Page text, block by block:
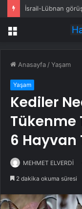
İsrail-Lübnan
Menü
Anasayfa /Yaşam
Yaşam
Kediler
Tükenme
6 Hayvan
MEHMET ELVERDİ
2 dakika okuma süresi